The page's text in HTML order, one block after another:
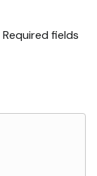
Required fields